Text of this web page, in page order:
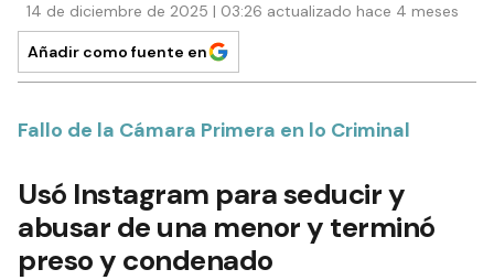
14 de diciembre de 2025 | 03:26 actualizado hace 4 meses
Añadir como fuente en
Fallo de la Cámara Primera en lo Criminal
Usó Instagram para seducir y
abusar de una menor y terminó
preso y condenado